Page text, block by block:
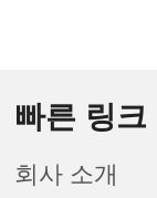
빠른 링크
회사 소개